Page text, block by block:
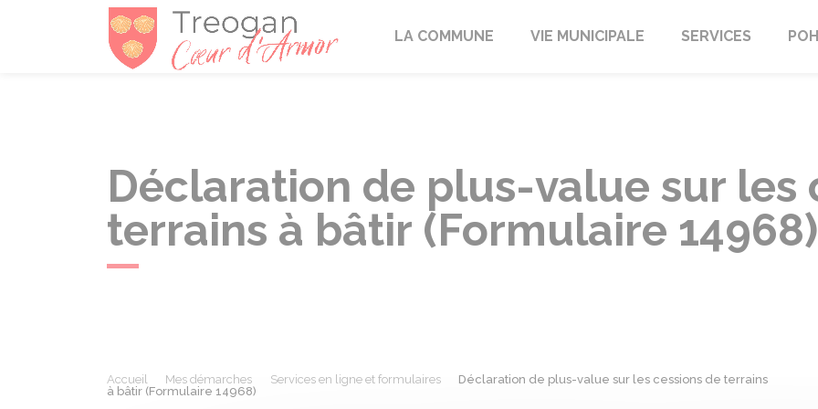
TréoganLA COMMUNE VIE MUNICIPALE SERVICES
Déclaration de plus-value sur les
terrains à bâtir (Formulaire 14968)
Accueil Mes démarches Services en ligne et formulaires
Déclaration de plus-value sur les cessions de terrains
à bâtir (Formulaire 14968)